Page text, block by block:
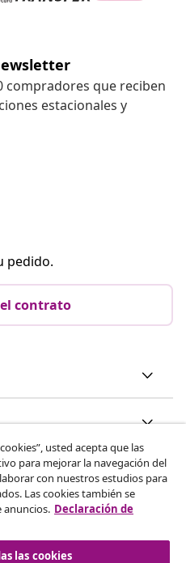
compradores que reciben
estacionales y
pedido.
contrato
usted acepta que las
para mejorar la navegación del
con nuestros estudios para
Las cookies también se
anuncios. Declaración de
las cookies